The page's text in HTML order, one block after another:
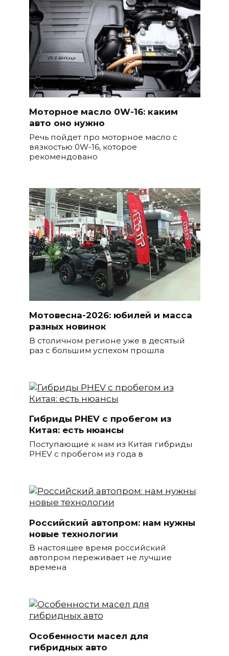
Моторное масло 0W-16: каким
авто оно нужно
Речь пойдет про моторное масло с
вязкостью 0W-16, которое
рекомендовано
Мотовесна-2026: юбилей и масса
разных новинок
В столичном регионе уже в десятый
раз с большим успехом прошла
Гибриды PHEV с пробегом из
Китая: есть нюансы
Поступающие к нам из Китая гибриды
PHEV с пробегом из года в
Российский автопром: нам нужны
новые технологии
В настоящее время российский
автопром переживает не лучшие
времена
Особенности масел для
гибридных авто